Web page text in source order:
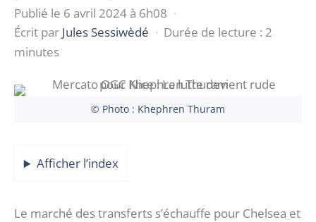
Publié le 6 avril 2024 à 6h08 ·
Écrit par Jules Sessiwèdé · Durée de lecture : 2
minutes
© Photo : Khephren Thuram
Afficher l’index
Le marché des transferts s’échauffe pour Chelsea et